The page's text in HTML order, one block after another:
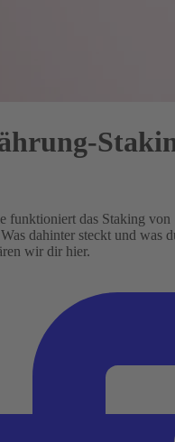
funktioniert das Staking von
dahinter steckt und was
wir dir hier.